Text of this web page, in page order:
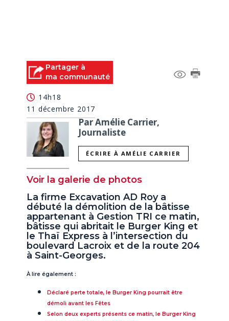
Partager à
ma communauté
14h18
11 décembre 2017
Par Amélie Carrier,
Journaliste
ÉCRIRE À AMÉLIE CARRIER
Voir la galerie de photos
La firme Excavation AD Roy a
débuté la démolition de la bâtisse
appartenant à Gestion TRI ce matin,
bâtisse qui abritait le Burger King et
le Thaï Express à l’intersection du
boulevard Lacroix et de la route 204
à Saint-Georges.
À lire également :
Déclaré perte totale, le Burger King pourrait être
démoli avant les Fêtes
Selon deux experts présents ce matin, le Burger King